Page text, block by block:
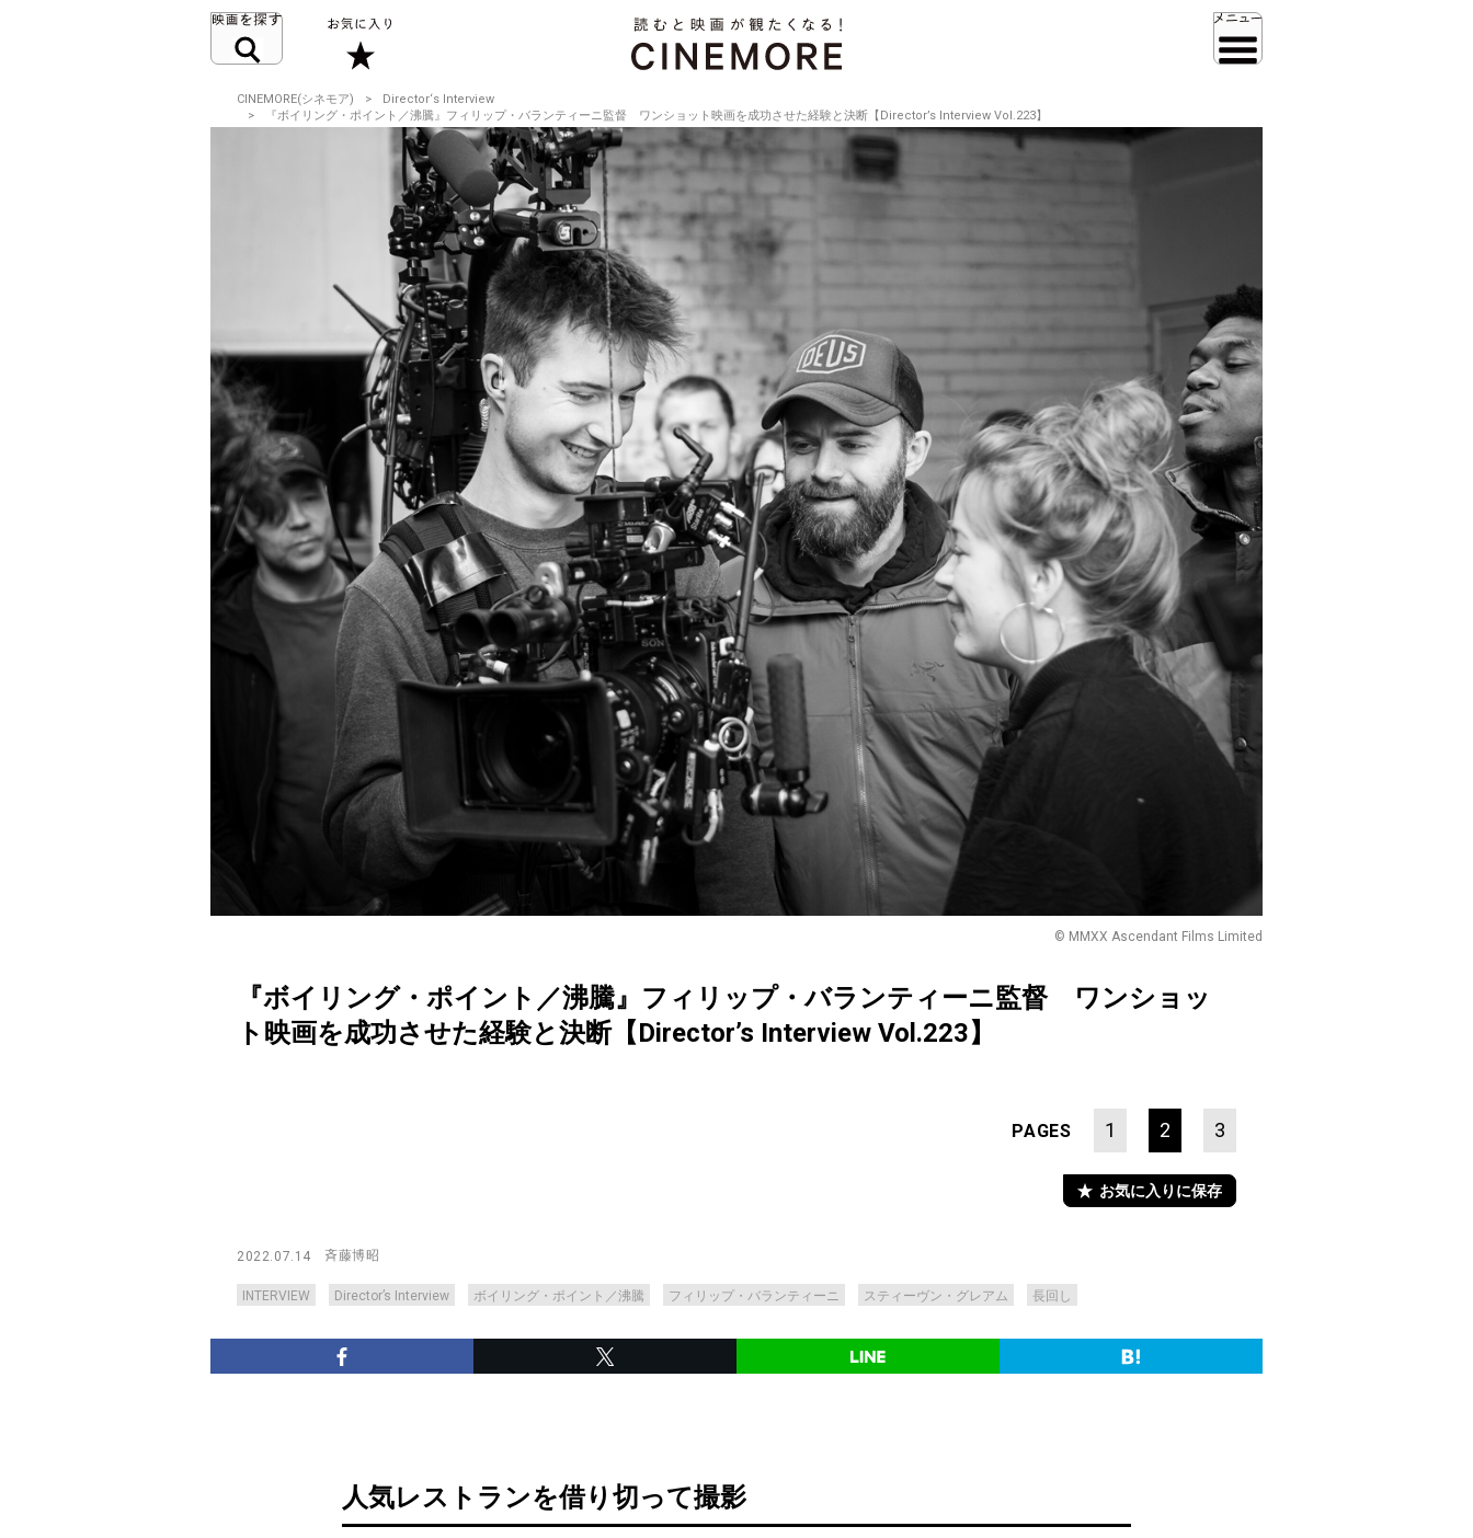
CINEMORE(シネモア)
Director‘s Interview
『ボイリング・ポイント／沸騰』フィリップ・バランティーニ監督 ワンショット映画を成功させた経験と決断【Director’s Interview Vol.223】
© MMXX Ascendant Films Limited
『ボイリング・ポイント／沸騰』フィリップ・バランティーニ監督 ワンショッ
ト映画を成功させた経験と決断【Director’s Interview Vol.223】
PAGES 1 2 3
お気に入りに保存
2022.07.14 斉藤博昭
INTERVIEW Director’s Interview ボイリング・ポイント／沸騰 フィリップ・バランティーニ スティーヴン・グレアム 長回し
人気レストランを借り切って撮影